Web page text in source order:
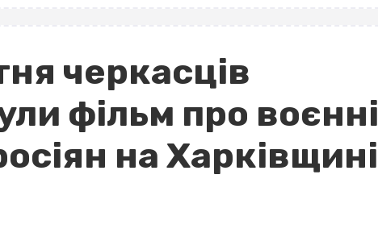
черкасців
фільм про воєнні
на Харківщині